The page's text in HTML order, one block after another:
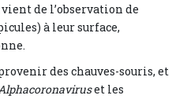
de l’observation de
à leur surface,
des chauves-souris, et
et les